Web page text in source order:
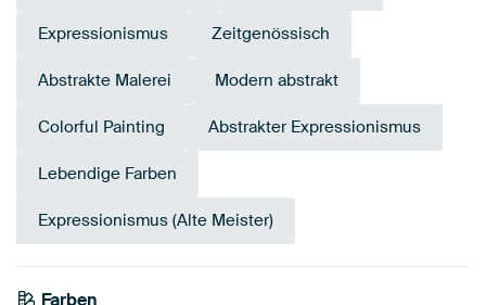
Expressionismus Zeitgenössisch
Abstrakte Malerei Modern abstrakt
Colorful Painting Abstrakter Expressionismus
Lebendige Farben
Expressionismus (Alte Meister)
Farben
Grau
Beige
Taupe